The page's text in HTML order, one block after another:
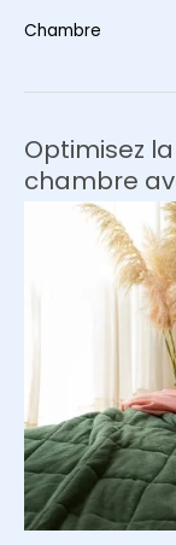
chambre
pour
améliorer
Chambre
Optimisez
chambre